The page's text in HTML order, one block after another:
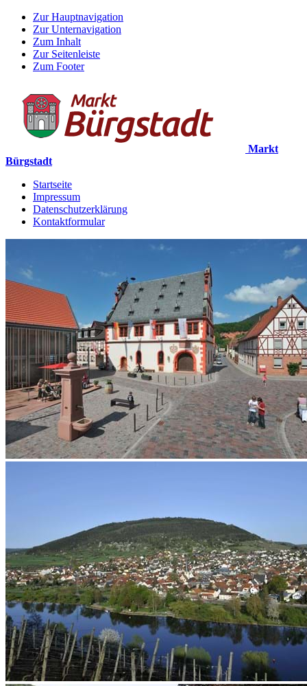
Zur Hauptnavigation
Zur Unternavigation
Zum Inhalt
Zur Seitenleiste
Zum Footer
Markt
Bürgstadt
Startseite
Impressum
Datenschutzerklärung
Kontaktformular